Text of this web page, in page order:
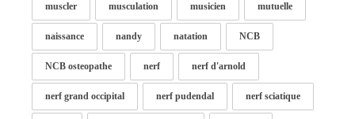
muscler musculation musicien mutuelle
naissance nandy natation NCB
NCB osteopathe nerf nerf d'arnold
nerf grand occipital nerf pudendal nerf sciatique